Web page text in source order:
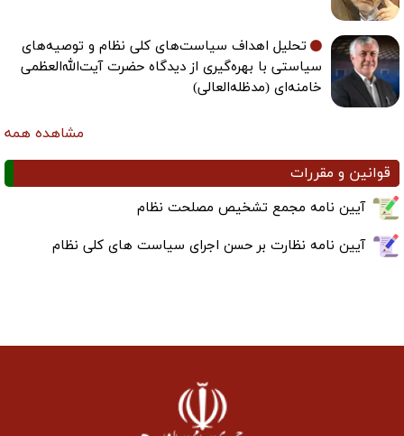
تحلیل اهداف سیاست‌های کلی نظام و توصیه‌های
سیاستی با بهره‌گیری از دیدگاه حضرت آیت‌الله‌العظمی
خامنه‌ای (مدظله‌العالی)
مشاهده همه
قوانین و مقررات
آیین نامه مجمع تشخیص مصلحت نظام
آیین نامه نظارت بر حسن اجرای سیاست های کلی نظام